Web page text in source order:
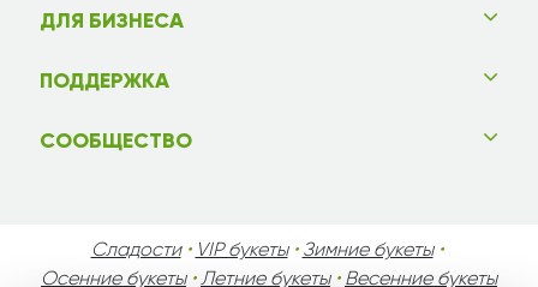
ДЛЯ БИЗНЕСА
ПОДДЕРЖКА
СООБЩЕСТВО
Сладости• VIP букеты• Зимние букеты•
Осенние букеты•Летние букеты• Весенние букеты